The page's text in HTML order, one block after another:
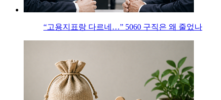
“고용지표랑 다르네…” 5060 구직은 왜 줄었나